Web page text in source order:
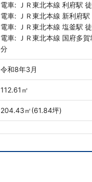
電車: ＪＲ東北本線 利府駅
電車: ＪＲ東北本線 新利府
電車: ＪＲ東北本線 塩釜駅
電車: ＪＲ東北本線 国府多
分
令和8年3月
112.61㎡
204.43㎡(61.84坪)